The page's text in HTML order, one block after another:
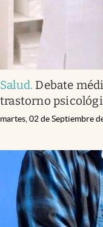
Salud. Debate
trastorno
martes, 02 de Septiembre